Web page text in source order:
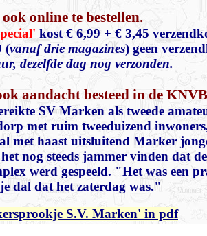
ook online te bestellen.
kost € 6,99 + € 3,45
(vanaf drie magazines) geen
dezelfde dag nog verzonden.
aandacht besteed in de
SV Marken als tweede
met ruim tweeduizend
met haast uitsluitend Marker
nog steeds jammer vinden dat
werd gespeeld. "Het was een
dal dat het zaterdag was."
S.V. Marken' in pdf